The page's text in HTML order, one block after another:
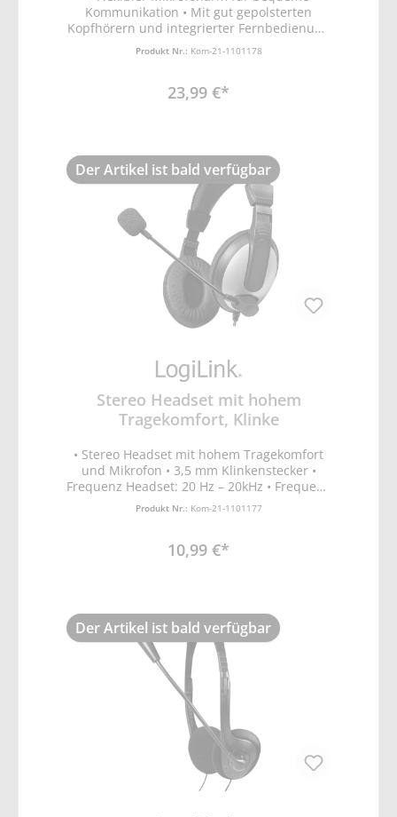
Kommunikation • Mit gut gepolsterten
Kopfhörern und integrierter Fernbedienung
• Für Musik, Gaming, Internet, Telefon und
Impedanz/Empfindlichkeit/Frequenzbereich
: 32 Ohm / 105 dB ± 3 / 20 bis 20000 Hz •
Kabellänge: Ca. 2,2m
Produkt Nr.: Kom-21-1101178
23,99 €*
Der Artikel ist bald verfügbar
Stereo Headset mit hohem
Tragekomfort, Klinke
• Stereo Headset mit hohem Tragekomfort
und Mikrofon • 3,5 mm Klinkenstecker •
Frequenz Headset: 20 Hz – 20kHz • Frequenz
Mikrofon: 30 Hz – 16kHz • Impedanz
Empfindlichkeit Headset: 106 dB SPL @1kHz
Produkt Nr.: Kom-21-1101177
10,99 €*
Der Artikel ist bald verfügbar